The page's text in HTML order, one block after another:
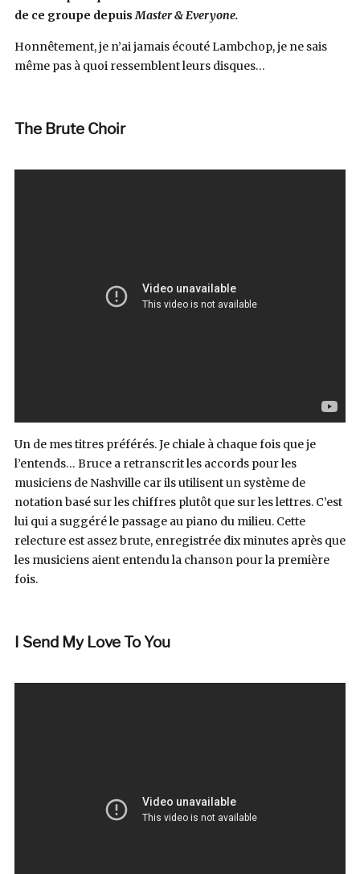
de ce groupe depuisMaster & Everyone.
Honnêtement, je n’ai jamais écouté Lambchop, je ne sais
même pas à quoi ressemblent leurs disques…
The Brute Choir
Un de mes titres préférés. Je chiale à chaque fois que je
l’entends… Bruce a retranscrit les accords pour les
musiciens de Nashville car ils utilisent un système de
notation basé sur les chiffres plutôt que sur les lettres. C’est
lui qui a suggéré le passage au piano du milieu. Cette
relecture est assez brute, enregistrée dix minutes après que
les musiciens aient entendu la chanson pour la première
fois.
I Send My Love To You